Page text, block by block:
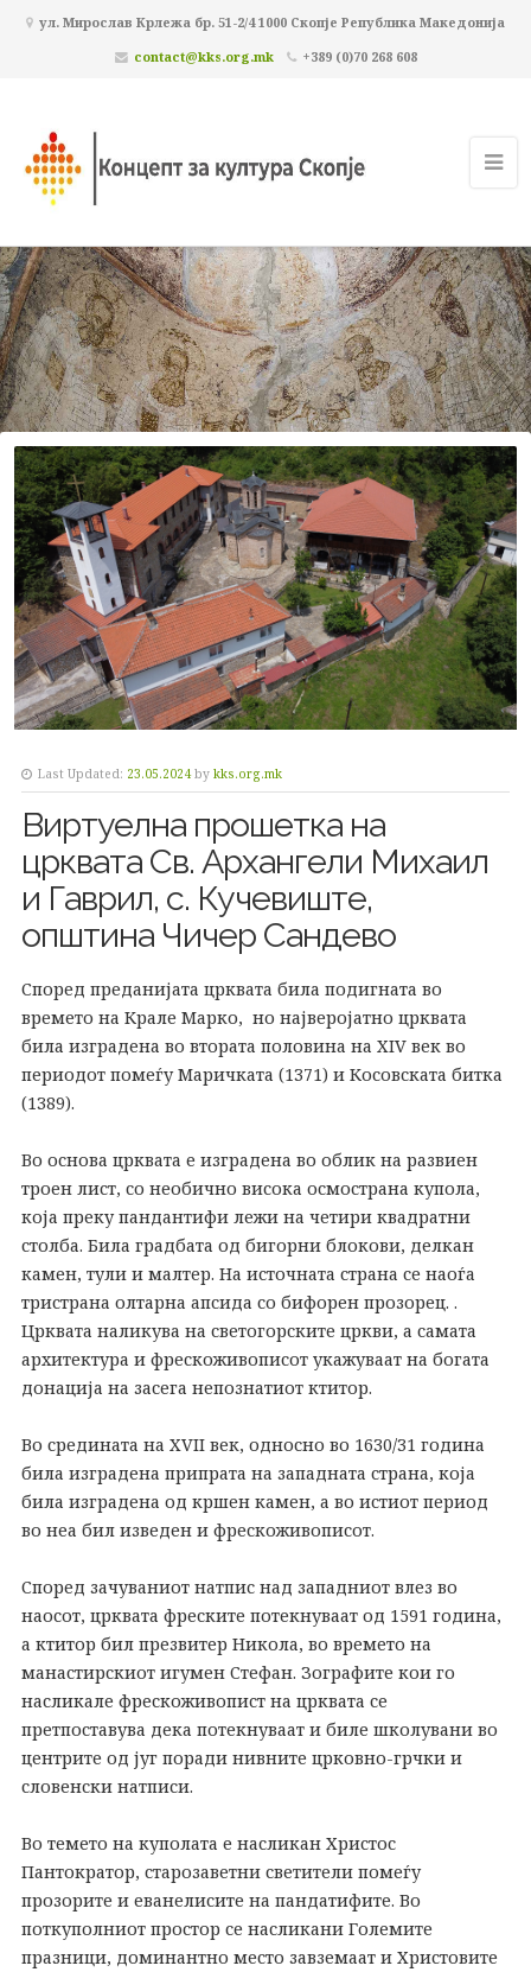
ул. Мирослав Крлежа бр. 51-2/4 1000 Скопје Република Македонија
contact@kks.org.mk
+389 (0)70 268 608
Last Updated: 23.05.2024 by kks.org.mk
Виртуелна прошетка на
црквата Св. Архангели Михаил
и Гаврил, с. Кучевиште,
општина Чичер Сандево
Според преданијата црквата била подигната во
времето на Крале Марко, но најверојатно црквата
била изградена во втората половина на XIV век во
периодот помеѓу Маричката (1371) и Косовската битка
(1389).
Во основа црквата е изградена во облик на развиен
троен лист, со необично висока осмострана купола,
која преку пандантифи лежи на четири квадратни
столба. Била градбата од бигорни блокови, делкан
камен, тули и малтер. На источната страна се наоѓа
тристрана олтарна апсида со бифорен прозорец. .
Црквата наликува на светогорските цркви, а самата
архитектура и фрескоживописот укажуваат на богата
донација на засега непознатиот ктитор.
Во средината на XVII век, односно во 1630/31 година
била изградена припрата на западната страна, која
била изградена од кршен камен, а во истиот период
во неа бил изведен и фрескоживописот.
Според зачуваниот натпис над западниот влез во
наосот, црквата фреските потекнуваат од 1591 година,
а ктитор бил презвитер Никола, во времето на
манастирскиот игумен Стефан. Зографите кои го
насликале фрескоживопист на црквата се
претпоставува дека потекнуваат и биле школувани во
центрите од југ поради нивните црковно-грчки и
словенски натписи.
Во темето на куполата е насликан Христос
Пантократор, старозаветни светители помеѓу
прозорите и еванелисите на пандатифите. Во
поткуполниот простор се насликани Големите
празници, доминантно место завземаат и Христовите